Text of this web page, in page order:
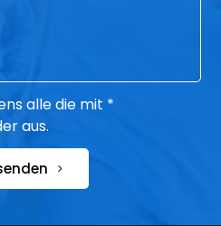
alle die mit *
aus.